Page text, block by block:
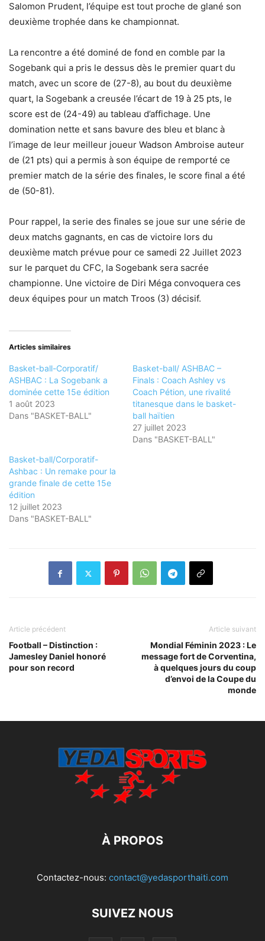
Salomon Prudent, l’équipe est tout proche de glané son
deuxième trophée dans ke championnat.
La rencontre a été dominé de fond en comble par la
Sogebank qui a pris le dessus dès le premier quart du
match, avec un score de (27-8), au bout du deuxième
quart, la Sogebank a creusée l’écart de 19 à 25 pts, le
score est de (24-49) au tableau d’affichage. Une
domination nette et sans bavure des bleu et blanc à
l’image de leur meilleur joueur Wadson Ambroise auteur
de (21 pts) qui a permis à son équipe de remporté ce
premier match de la série des finales, le score final a été
de (50-81).
Pour rappel, la serie des finales se joue sur une série de
deux matchs gagnants, en cas de victoire lors du
deuxième match prévue pour ce samedi 22 Juillet 2023
sur le parquet du CFC, la Sogebank sera sacrée
championne. Une victoire de Diri Méga convoquera ces
deux équipes pour un match Troos (3) décisif.
Articles similaires
Basket-ball-Corporatif/
ASHBAC : La Sogebank a
dominée cette 15e édition
1 août 2023
Dans "BASKET-BALL"
Basket-ball/ ASHBAC –
Finals : Coach Ashley vs
Coach Pétion, une rivalité
titanesque dans le basket-
ball haïtien
27 juillet 2023
Dans "BASKET-BALL"
Basket-ball/Corporatif-
Ashbac : Un remake pour la
grande finale de cette 15e
édition
12 juillet 2023
Dans "BASKET-BALL"
Article précédent
Football – Distinction :
Jamesley Daniel honoré
pour son record
Article suivant
Mondial Féminin 2023 : Le
message fort de Corventina,
à quelques jours du coup
d’envoi de la Coupe du
monde
À PROPOS
Contactez-nous: contact@yedasporthaiti.com
SUIVEZ NOUS